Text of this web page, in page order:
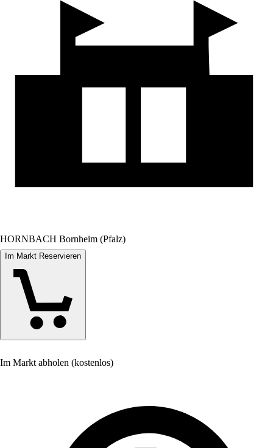
HORNBACH Bornheim (Pfalz)
Im Markt Reservieren
Im Markt abholen (kostenlos)